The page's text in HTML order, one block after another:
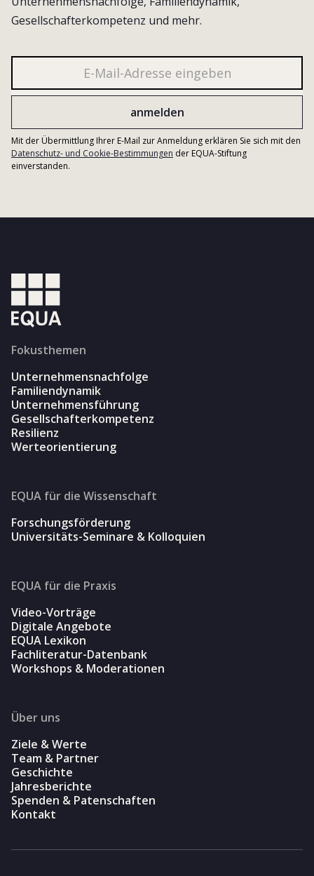
Gesellschafterkompetenz und mehr.
Mit der Übermittlung Ihrer E-Mail zur Anmeldung erklären Sie sich mit den
Datenschutz- und Cookie-Bestimmungen der EQUA-Stiftung
einverstanden.
Fokusthemen
Unternehmensnachfolge
Familiendynamik
Unternehmensführung
Gesellschafterkompetenz
Resilienz
Werteorientierung
EQUA für die Wissenschaft
Forschungsförderung
Universitäts-Seminare & Kolloquien
EQUA für die Praxis
Video-Vorträge
Digitale Angebote
EQUA Lexikon
Fachliteratur-Datenbank
Workshops & Moderationen
Über uns
Ziele & Werte
Team & Partner
Geschichte
Jahresberichte
Spenden & Patenschaften
Kontakt